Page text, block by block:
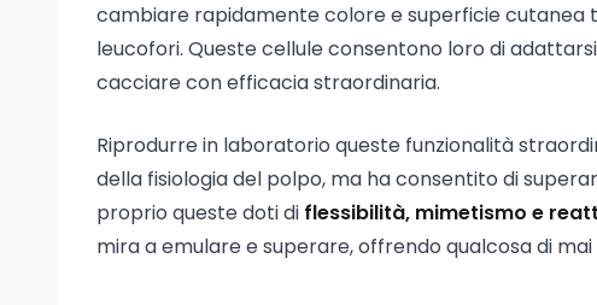
cambiare rapidamente colore e superficie
leucofori. Queste cellule consentono loro di
cacciare con efficacia straordinaria.
Riprodurre in laboratorio queste funzionalità
della fisiologia del polpo, ma ha consentito di
proprio queste doti di flessibilità, mimetismo e
mira a emulare e superare, offrendo qualcosa di